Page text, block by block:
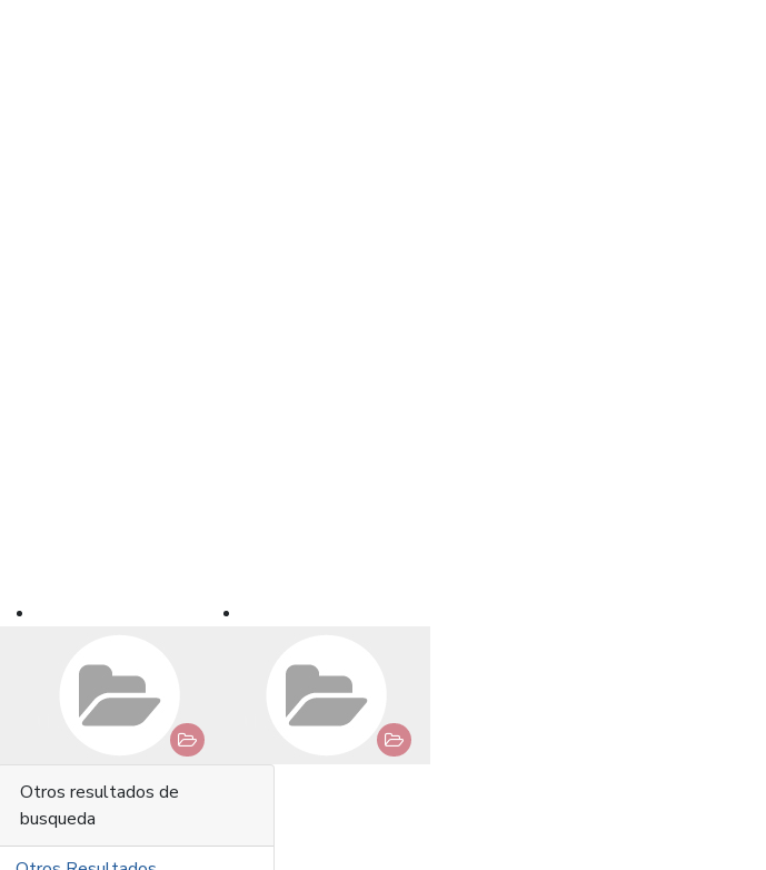
Otros resultados de
busqueda